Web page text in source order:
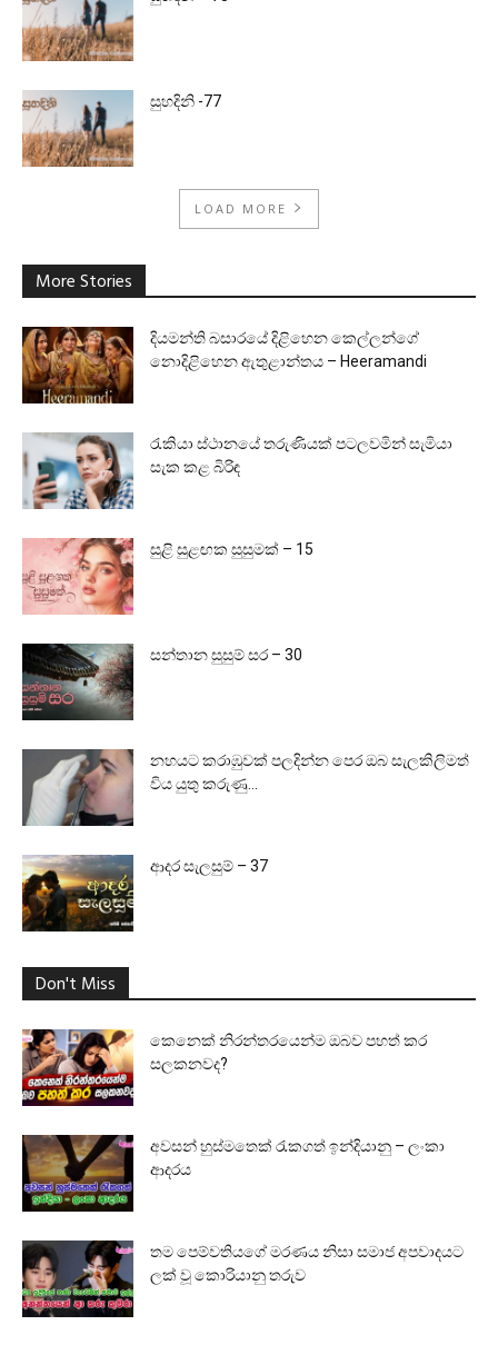
සුහදිනි -77
LOAD MORE
More Stories
දියමන්ති බසාරයේ දිළිහෙන කෙල්ලන්ගේ
නොදිළිහෙන ඇතුළාන්තය – Heeramandi
රැකියා ස්ථානයේ තරුණියක් පටලවමින් සැමියා
සැක කළ බිරිඳ
සුළි සුළඟක සුසුමක් – 15
සන්තාන සුසුම් සර – 30
නහයට කරාඹුවක් පලදින්න පෙර ඔබ සැලකිලිමත්
විය යුතු කරුණු…
ආදර සැලසුම් – 37
Don't Miss
කෙනෙක් නිරන්තරයෙන්ම ඔබව පහත් කර
සලකනවද?
අවසන් හුස්මතෙක් රැකගත් ඉන්දියානු – ලංකා
ආදරය
තම පෙම්වතියගේ මරණය නිසා සමාජ අපවාදයට
ලක් වූ කොරියානු තරුව